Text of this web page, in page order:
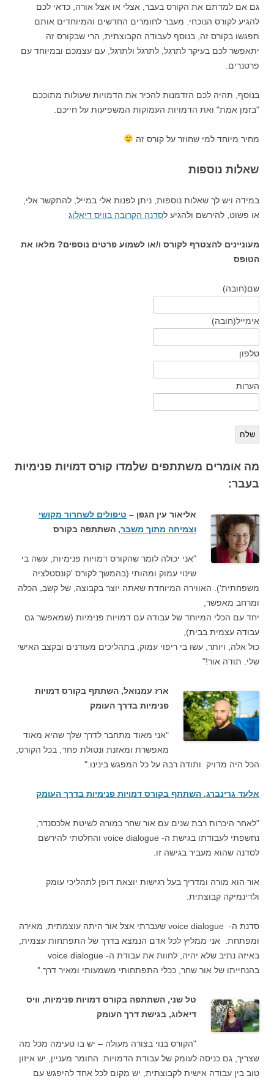
גם אם למדתם את הקורס בעבר, אצלי או אצל אורה, כדאי לכם
להגיע לקורס הנוכחי. מעבר לחומרים החדשים והמיוחדים אותם
תפגשו בקורס זה, בנוסף לעבודה הקבוצתית, הרי שבקורס זה
יתאפשר לכם בעיקר לתרגל, לתרגל ולתרגל, עם עצמכם ובמיוחד עם
פרטנרים.
בנוסף, תהיה לכם הזדמנות להכיר את הדמויות שעולות מתוככם
"בזמן אמת" ואת הדמויות העמוקות המשפיעות על חייכם.
מחיר מיוחד למי שחוזר על קורס זה
שאלות נוספות
במידה ויש לך שאלות נוספות, ניתן לפנות אלי במייל, להתקשר אלי,
או פשוט, להירשם ולהגיע לסדנה הקרובה בוויס דיאלוג
מעוניינים להצטרף לקורס ו/או לשמוע פרטים נוספים? מלאו את
הטופס
שם(חובה)
אימייל(חובה)
טלפון
הערות
שלח
מה אומרים משתתפים שלמדו קורס דמויות פנימיות
בעבר:
אליאור עין הגפן – טיפולים לשחרור מקושי
וצמיחה מתוך משבר‏, השתתפה בקורס
"אני יכולה לומר שהקורס דמויות פנימיות, עשה בי
שינוי עמוק ומהותי (בהמשך לקורס 'קונסטלציה
משפחתית'). האווירה המיוחדת שאתה יוצר בקבוצה, של קשב, הכלה
ומרחב מאפשר,
יחד עם הכלי המיוחד של עבודה עם דמויות פנימיות (שמאפשר גם
עבודה עצמית בבית),
כול אלה, ויותר, עשו בי ריפוי עמוק, בתהליכים מעודנים ובקצב האישי
שלי. תודה אור!"
ארז עמנואל, השתתף בקורס דמויות
פנימיות בדרך העומק
"אני מאוד מתחבר לדרך שלך שהיא מאוד
מאפשרת ומאזנת ונטולת פחד, בכל הקורס,
הכל היה מדויק ותודה רבה על כל המפגש בינינו."
אלעד גרינברג, השתתף בקורס דמויות פנימיות בדרך העומק
"לאחר היכרות רבת שנים עם אור שחר כמורה לשיטת אלכסנדר,
נחשפתי לעבודתו בגישת ה- voice dialogue והחלטתי להירשם
לסדנה שהוא מעביר בגישה זו.
אור הוא מורה ומדריך בעל רגישות יוצאת דופן לתהליכי עומק
ולדינמיקה קבוצתית.
סדנת ה- voice dialogue שעברתי אצל אור היתה עוצמתית, מאירה
ומפתחת. אני ממליץ לכל אדם הנמצא בדרך של התפתחות עצמית,
באיזה נתיב שלא יהיה, לחוות את עבודת ה- voice dialogue
בהנחייתו של אור שחר, ככלי התפתחותי משמעותי ומאיר דרך."
טל שני, השתתפה בקורס דמויות פנימיות, וויס
דיאלוג, בגישת דרך העומק
"הקורס בנוי בצורה מעולה – יש בו טעימה מכל מה
שצריך, גם כניסה לעומק של עבודת הדמויות. החומר מעניין, יש איזון
טוב בין עבודה אישית לקבוצתית, יש מקום לכל אחד להיפגש עם